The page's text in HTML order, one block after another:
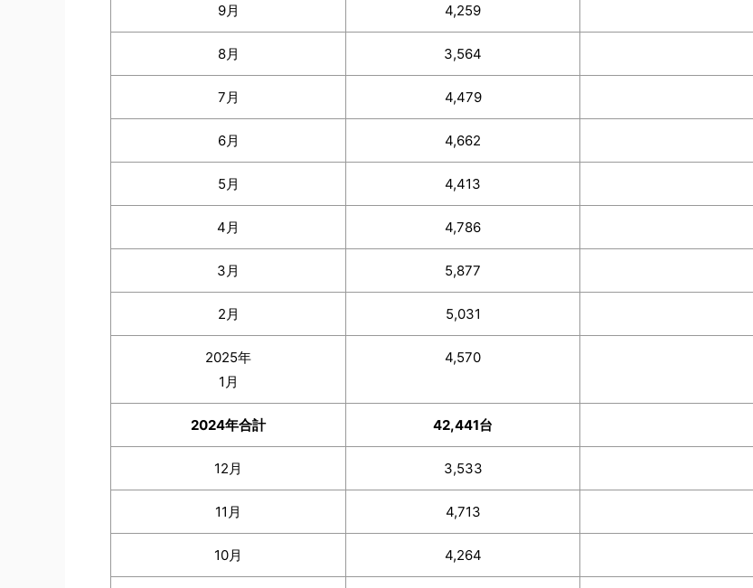
9月 4,259
8月 3,564
7月 4,479
6月 4,662
5月 4,413
4月 4,786
3月 5,877
2月 5,031
2025年
1月
4,570
2024年合計 42,441台
12月 3,533
11月 4,713
10月 4,264